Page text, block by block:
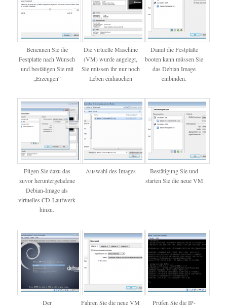
Benennen Sie die
Festplatte nach Wunsch
und bestätigen Sie mit
„Erzeugen“
Die virtuelle Maschine
(VM) wurde angelegt,
Sie müssen ihr nur noch
Leben einhauchen
Damit die Festplatte
booten kann müssen Sie
das Debian Image
einbinden.
Fügen Sie dazu das
zuvor heruntergeladene
Debian-Image als
virtuelles CD-Laufwerk
hinzu.
Auswahl des Images
Bestätigung Sie und
starten Sie die neue VM
Der
Fahren Sie die neue VM
Prüfen Sie die IP-